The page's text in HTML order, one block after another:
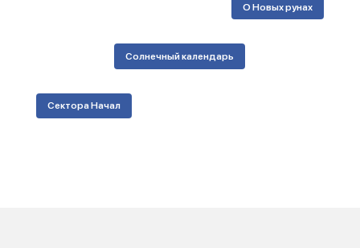
О Новых рунах
Солнечный календарь
Сектора Начал